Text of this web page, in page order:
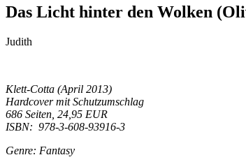
Das Licht hinter den Wolken
Judith
Klett-Cotta (April 2013)
Hardcover mit Schutzumschlag
686 Seiten, 24,95 EUR
ISBN: 978-3-608-93916-3
Genre: Fantasy